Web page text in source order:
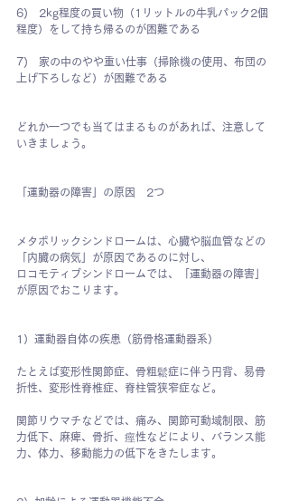
6)　2kg程度の買い物（1リットルの牛乳パック2個
程度）をして持ち帰るのが困難である
7)　家の中のやや重い仕事（掃除機の使用、布団の
上げ下ろしなど）が困難である
どれか一つでも当てはまるものがあれば、注意して
いきましょう。
「運動器の障害」の原因　2つ
メタボリックシンドロームは、心臓や脳血管などの
「内臓の病気」が原因であるのに対し、
ロコモティブシンドロームでは、「運動器の障害」
が原因でおこります。
1）運動器自体の疾患（筋骨格運動器系）
たとえば変形性関節症、骨粗鬆症に伴う円背、易骨
折性、変形性脊椎症、脊柱管狭窄症など。
関節リウマチなどでは、痛み、関節可動域制限、筋
力低下、麻痺、骨折、痙性などにより、バランス能
力、体力、移動能力の低下をきたします。